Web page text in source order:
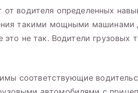
от водителя определенных
такими мощными машинами
не так. Водители грузовых
соответствующие